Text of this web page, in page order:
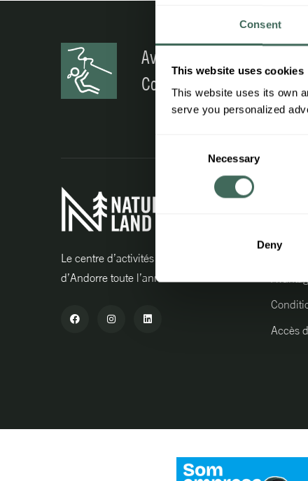
Consent
This website uses cookies
This website uses its own
serve you personalized
Necessary
Deny
Avez-vous des doutes?
Contactez nous
Le centre d’activités outdoor
d’Andorre toute l’année.
Espace
Accès